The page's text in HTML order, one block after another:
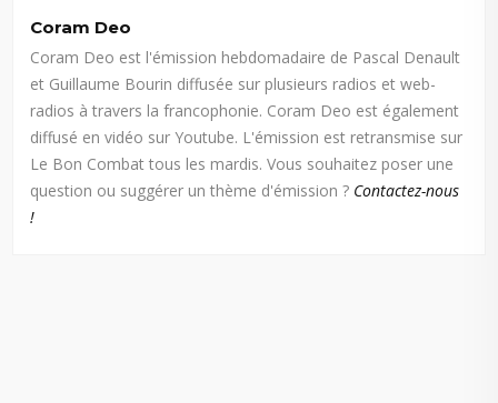
Coram Deo
Coram Deo est l'émission hebdomadaire de Pascal Denault
et Guillaume Bourin diffusée sur plusieurs radios et web-
radios à travers la francophonie. Coram Deo est également
diffusé en vidéo sur Youtube. L'émission est retransmise sur
Le Bon Combat tous les mardis. Vous souhaitez poser une
question ou suggérer un thème d'émission ? Contactez-nous
!